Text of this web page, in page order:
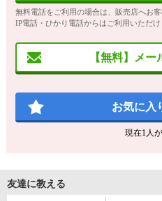
無料電話をご利用の場合は、販売店へお
IP電話・ひかり電話からはご利用いただけ
【無料】メ
お気に入
現在1 人
友達に教える